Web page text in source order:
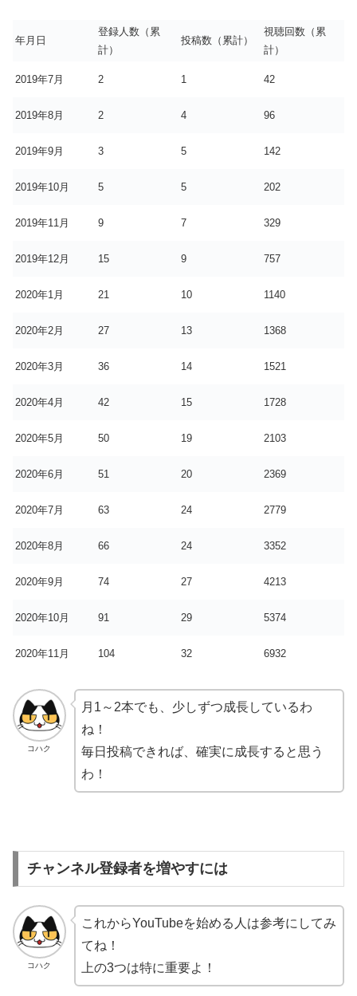
年月日
登録人数（累
計）
投稿数（累計）
視聴回数（累
計）
2019年7月 2 1 42
2019年8月 2 4 96
2019年9月 3 5 142
2019年10月 5 5 202
2019年11月 9 7 329
2019年12月 15 9 757
2020年1月 21 10 1140
2020年2月 27 13 1368
2020年3月 36 14 1521
2020年4月 42 15 1728
2020年5月 50 19 2103
2020年6月 51 20 2369
2020年7月 63 24 2779
2020年8月 66 24 3352
2020年9月 74 27 4213
2020年10月 91 29 5374
2020年11月 104 32 6932
コハク
月1～2本でも、少しずつ成長しているわ
ね！
毎日投稿できれば、確実に成長すると思う
わ！
チャンネル登録者を増やすには
コハク
これからYouTubeを始める人は参考にしてみ
てね！
上の3つは特に重要よ！